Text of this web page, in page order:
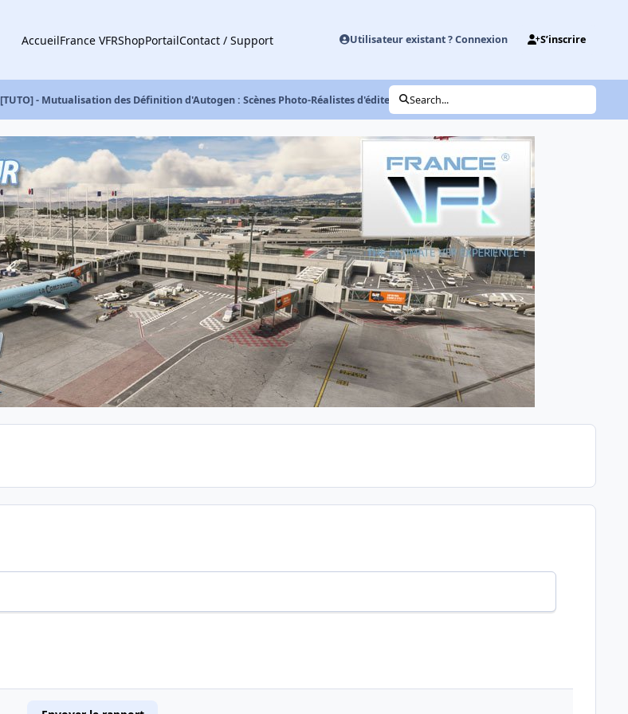
AccueilFrance VFRShopPortailContact / Support Utilisateur existant ? Connexion S’inscrire
[TUTO] - Mutualisation des Définition d'Autogen : Scènes Photo-Réalistes d'éditeurs différents
Search...